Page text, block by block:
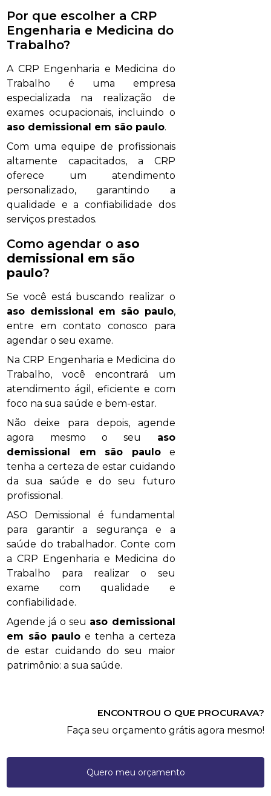
Por que escolher a CRP
Engenharia e Medicina do
Trabalho?
A CRP Engenharia e Medicina do
Trabalho é uma empresa
especializada na realização de
exames ocupacionais, incluindo o
aso demissional em são paulo.
Com uma equipe de profissionais
altamente capacitados, a CRP
oferece um atendimento
personalizado, garantindo a
qualidade e a confiabilidade dos
serviços prestados.
Como agendar o aso
demissional em são
paulo?
Se você está buscando realizar o
aso demissional em são paulo,
entre em contato conosco para
agendar o seu exame.
Na CRP Engenharia e Medicina do
Trabalho, você encontrará um
atendimento ágil, eficiente e com
foco na sua saúde e bem-estar.
Não deixe para depois, agende
agora mesmo o seu aso
demissional em são pauloe
tenha a certeza de estar cuidando
da sua saúde e do seu futuro
profissional.
ASO Demissional é fundamental
para garantir a segurança e a
saúde do trabalhador. Conte com
a CRP Engenharia e Medicina do
Trabalho para realizar o seu
exame com qualidade e
confiabilidade.
Agende já o seu aso demissional
em são paulo e tenha a certeza
de estar cuidando do seu maior
patrimônio: a sua saúde.
ENCONTROU O QUE PROCURAVA?
Faça seu orçamento grátis agora mesmo!
Quero meu orçamento